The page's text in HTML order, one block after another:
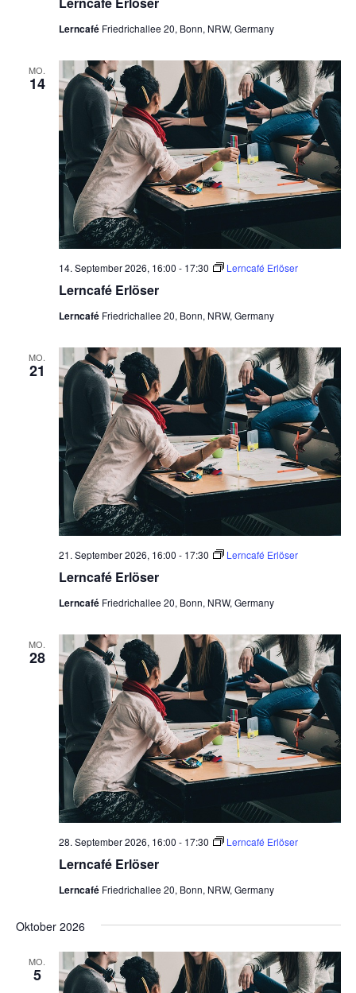
Lerncafé Friedrichallee 20, Bonn, NRW, Germany
MO.
14
Lerncafé Erlöser
14. September 2026, 16:00 - 17:30 Lerncafé Erlöser
Lerncafé Friedrichallee 20, Bonn, NRW, Germany
MO.
21
Lerncafé Erlöser
21. September 2026, 16:00 - 17:30 Lerncafé Erlöser
Lerncafé Friedrichallee 20, Bonn, NRW, Germany
MO.
28
Lerncafé Erlöser
28. September 2026, 16:00 - 17:30 Lerncafé Erlöser
Lerncafé Friedrichallee 20, Bonn, NRW, Germany
Oktober 2026
MO.
5